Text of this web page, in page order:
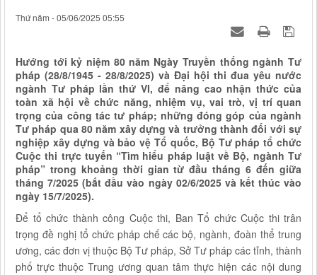
Thứ năm - 05/06/2025 05:55
Hướng tới kỷ niệm 80 năm Ngày Truyền thống ngành Tư
pháp (28/8/1945 - 28/8/2025) và Đại hội thi đua yêu nước
ngành Tư pháp lần thứ VI, để nâng cao nhận thức của
toàn xã hội về chức năng, nhiệm vụ, vai trò, vị trí quan
trọng của công tác tư pháp; những đóng góp của ngành
Tư pháp qua 80 năm xây dựng và trưởng thành đối với sự
nghiệp xây dựng và bảo vệ Tổ quốc, Bộ Tư pháp tổ chức
Cuộc thi trực tuyến “Tìm hiểu pháp luật về Bộ, ngành Tư
pháp” trong khoảng thời gian từ đầu tháng 6 đến giữa
tháng 7/2025 (bắt đầu vào ngày 02/6/2025 và kết thúc vào
ngày 15/7/2025).
Để tổ chức thành công Cuộc thi, Ban Tổ chức Cuộc thi trân
trọng đề nghị tổ chức pháp chế các bộ, ngành, đoàn thể trung
ương, các đơn vị thuộc Bộ Tư pháp, Sở Tư pháp các tỉnh, thành
phố trực thuộc Trung ương quan tâm thực hiện các nội dung